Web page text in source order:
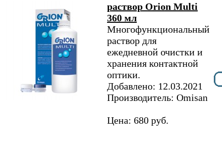
раствор Orion Multi
360 мл
Многофункциональный
раствор для
ежедневной очистки и
хранения контактной
оптики.
Добавлено: 12.03.2021
Производитель: Omisan
Цена: 680 руб.